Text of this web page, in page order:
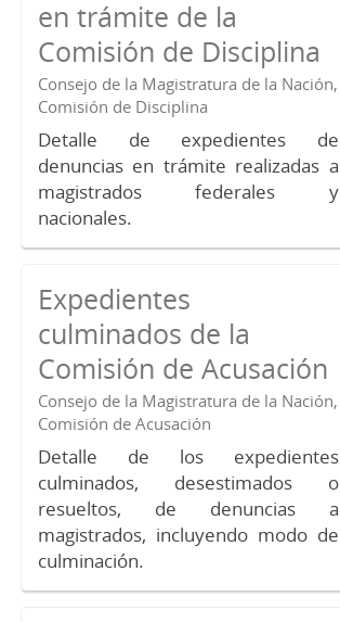
en trámite de la
Comisión de Disciplina
Consejo de la Magistratura de la Nación,
Comisión de Disciplina
Detalle de expedientes de
denuncias en trámite realizadas a
magistrados federales y
nacionales.
Expedientes
culminados de la
Comisión de Acusación
Consejo de la Magistratura de la Nación,
Comisión de Acusación
Detalle de los expedientes
culminados, desestimados o
resueltos, de denuncias a
magistrados, incluyendo modo de
culminación.